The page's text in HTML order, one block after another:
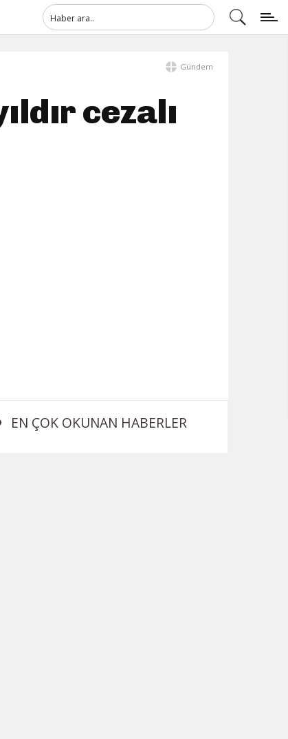
Gündem
cezalı
EN ÇOK OKUNAN HABERLER